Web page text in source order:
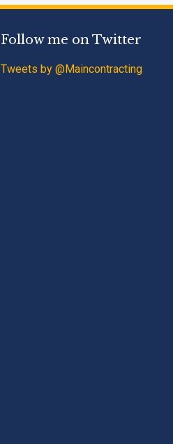
Follow me on Twitter
Tweets by @Maincontracting